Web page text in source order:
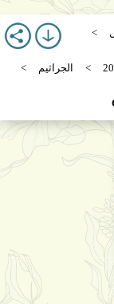
الجراثيم